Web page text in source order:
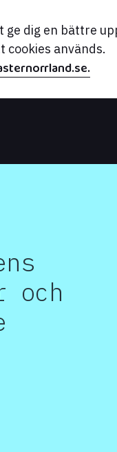
ge dig en bättre
används.
och